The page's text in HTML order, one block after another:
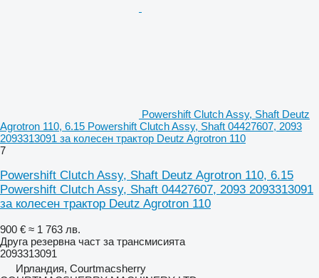
Powershift Clutch Assy, Shaft Deutz
Agrotron 110, 6.15 Powershift Clutch Assy, Shaft 04427607, 2093
2093313091 за колесен трактор Deutz Agrotron 110
7
Powershift Clutch Assy, Shaft Deutz Agrotron 110, 6.15
Powershift Clutch Assy, Shaft 04427607, 2093 2093313091
за колесен трактор Deutz Agrotron 110
900 € ≈ 1 763 лв.
Друга резервна част за трансмисията
2093313091
Ирландия, Courtmacsherry